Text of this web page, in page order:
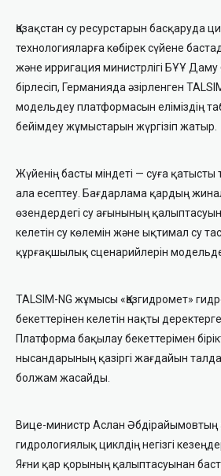
Қазақстан су ресурстарын басқаруда
технологияларға көбірек сүйене
және ирригация министрлігі БҰҰ
бірлесіп, Германияда әзірленген
модельдеу платформасын еліміздің
бейімдеу жұмыстарын жүргізіп жатыр.
Жүйенің басты міндеті — суға қатысты
ала есептеу. Бағдарлама қардың
өзендердегі су ағынының
келетін су көлемін және ықтимал су
құрғақшылық сценарийлерін
TALSIM-NG жұмысы «Қазгидромет»
бекеттерінен келетін нақты деректерге
Платформа бақылау бекеттерімен
нысандарының қазіргі жағдайын
болжам жасайды.
Вице-министр Аслан
гидрологиялық циклдің негізгі
Яғни қар қорының қалыптасуынан